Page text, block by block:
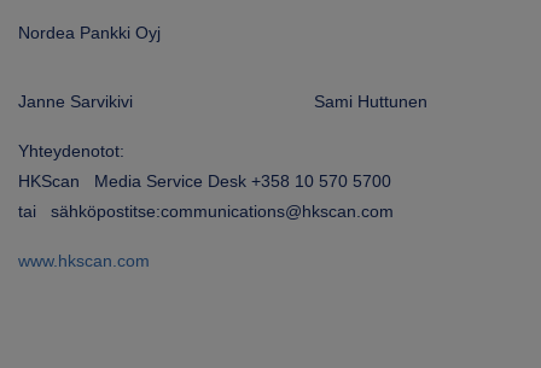
Nordea Pankki Oyj
Janne Sarvikivi Sami Huttunen
Yhteydenotot:
HKScan Media Service Desk +358 10 570 5700
tai sähköpostitse:communications@hkscan.com
www.hkscan.com